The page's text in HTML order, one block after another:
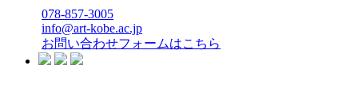
078-857-3005
info@art-kobe.ac.jp
お問い合わせフォームはこちら